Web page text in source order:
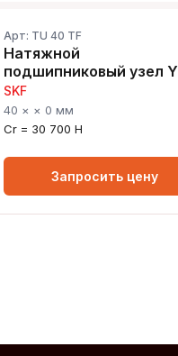
Арт: TU 40 TF
Натяжной
подшипниковый узел Y
SKF
40 × × 0 мм
Cr = 30 700 Н
Запросить цену